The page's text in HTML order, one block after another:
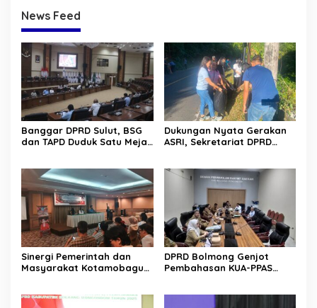
News Feed
Banggar DPRD Sulut, BSG
dan TAPD Duduk Satu Meja.
Dukungan Nyata Gerakan
ASRI, Sekretariat DPRD
Sinergi Pemerintah dan
Masyarakat Kotamobagu
DPRD Bolmong Genjot
Pembahasan KUA-PPAS